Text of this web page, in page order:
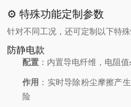
⚙️ 特殊功能定制参数
针对不同工况，还可定制以下特殊
防静电款
配置 ：内置导电纤维，电阻
作用 ：实时导除粉尘摩擦产
险